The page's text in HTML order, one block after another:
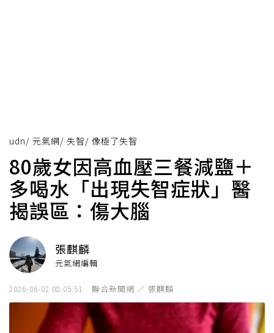
udn/ 元氣網/ 失智/ 像極了失智
80歲女因高血壓三餐減鹽＋
多喝水「出現失智症狀」醫
揭誤區：傷大腦
張麒麟
元氣網編輯
2026-06-02 08:05:51 聯合新聞網 ／ 張麒麟